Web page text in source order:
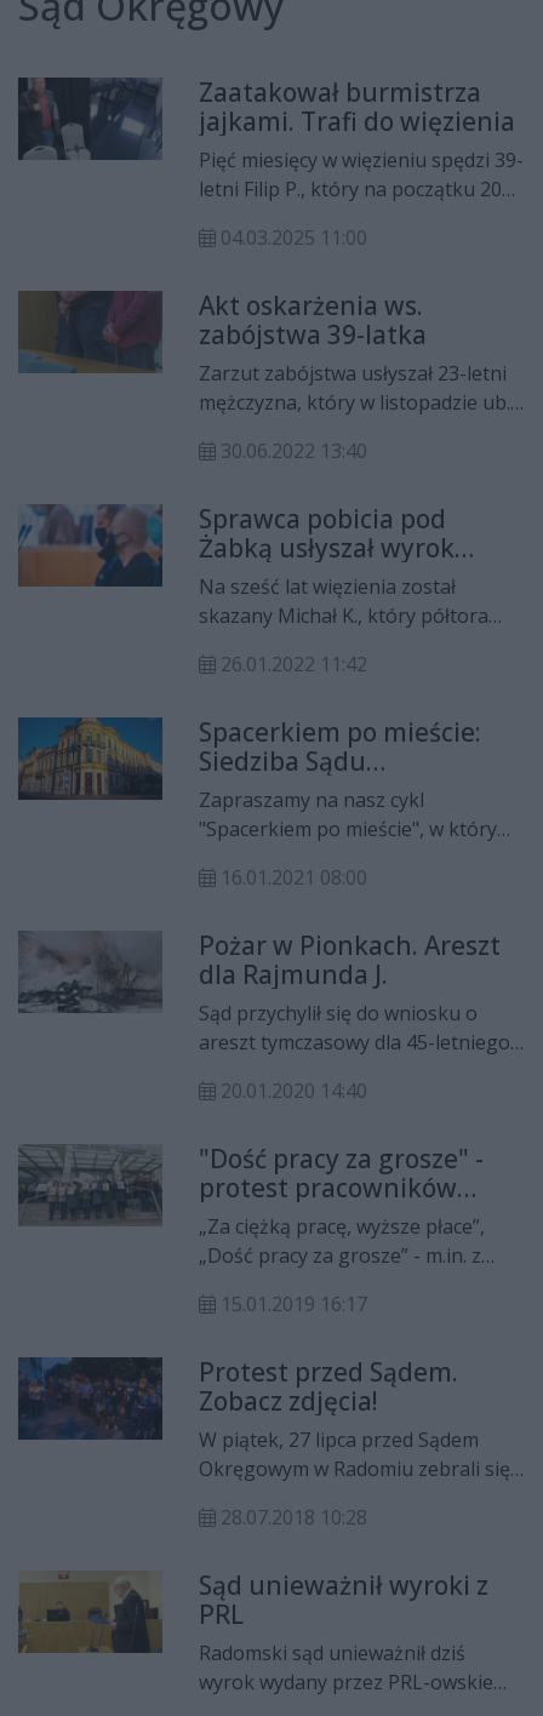
Zaatakował burmistrza
jajkami. Trafi do więzienia
Pięć miesięcy w więzieniu spędzi 39-
letni Filip P., który na początku 2024
burmistrza Iłży - Przemysława
podtrzymał wyrok sądu pierwszej
instacji.
04.03.2025 11:00
Akt oskarżenia ws.
zabójstwa 39-latka
Zarzut zabójstwa usłyszał 23-letni
mężczyzna, który w listopadzie ub.
przy ul. Dąbrowskiego w Radomiu.
30.06.2022 13:40
Sprawca pobicia pod
Żabką usłyszał wyrok
[aktualizacja]
Na sześć lat więzienia został
skazany Michał K., który półtora
przy ul. Chrobrego. Wyrok jest
26.01.2022 11:42
Spacerkiem po mieście:
Siedziba Sądu
Okręgowego
Zapraszamy na nasz cykl
"Spacerkiem po mieście", w którym
wpisane do Gminnej Ewidencji
historię siedziby Sądu Okręgowego
w Radomiu.
16.01.2021 08:00
Pożar w Pionkach. Areszt
dla Rajmunda J.
Sąd przychylił się do wniosku o
areszt tymczasowy dla 45-letniego
podpalenia składowiska tworzyw
zakładów Pronit.
20.01.2020 14:40
"Dość pracy za grosze" -
protest pracowników
administracyjnych sądów
„Za ciężką pracę, wyższe płace”,
„Dość pracy za grosze” - m.in. z
sądu pracownicy wymiaru
zamanifestować swój sprzeciw
wobec niskim płacom. Protest
pracowników nie zakłóca pracy
sądów.
15.01.2019 16:17
Protest przed Sądem.
Zobacz zdjęcia!
W piątek, 27 lipca przed Sądem
Okręgowym w Radomiu zebrali się
sprzeciw wobec zmian w polskim
28.07.2018 10:28
Sąd unieważnił wyroki z
PRL
Radomski sąd unieważnił dziś
wyrok wydany przez PRL-owskie